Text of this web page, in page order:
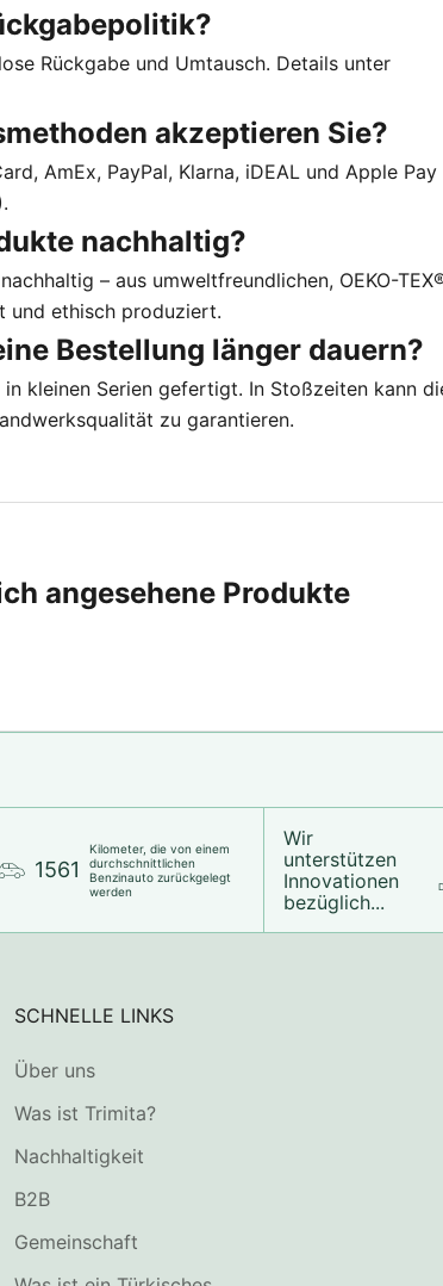
Rückgabe und Umtausch. Details unter
akzeptieren Sie?
AmEx, PayPal, Klarna, iDEAL und Apple Pay
nachhaltig?
– aus umweltfreundlichen, OEKO-
ethisch produziert.
Bestellung länger dauern?
kleinen Serien gefertigt. In Stoßzeiten kann
zu garantieren.
angesehene Produkte
1561
Kilometer, die von einem
durchschnittlichen
Benzinauto zurückgelegt
werden
Wir
unterstützen
Innovationen
bezüglich...
SCHNELLE LINKS
Über uns
Was ist Trimita?
Nachhaltigkeit
B2B
Gemeinschaft